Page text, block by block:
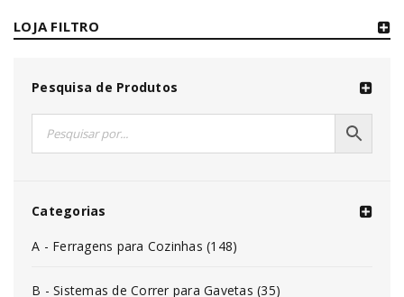
LOJA FILTRO
Pesquisa de Produtos
Categorias
A - Ferragens para Cozinhas (148)
B - Sistemas de Correr para Gavetas (35)